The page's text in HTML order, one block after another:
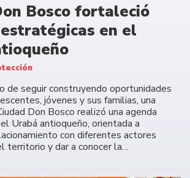
Bosco fortaleció
en el
de seguir construyendo oportunidades
jóvenes y sus familias, una
Don Bosco realizó una agenda
Urabá antioqueño, orientada a
con diferentes actores
territorio y dar a conocer la…